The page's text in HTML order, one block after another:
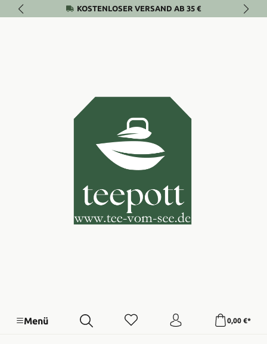
Zum Hauptinhalt springenKOSTENLOSER VERSAND AB 35 €
Menü 0,00 €*